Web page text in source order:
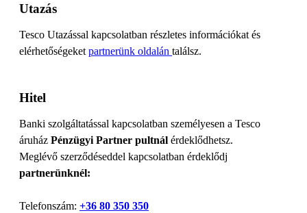
Utazás
Tesco Utazással kapcsolatban részletes információkat és
elérhetőségeket partnerünk oldalán találsz.
Hitel
Banki szolgáltatással kapcsolatban személyesen a Tesco
áruház Pénzügyi Partner pultnál érdeklődhetsz.
Meglévő szerződéseddel kapcsolatban érdeklődj
partnerünknél:
Telefonszám: +36 80 350 350